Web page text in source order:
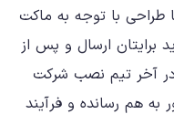
طراحی با توجه به ماکت
برایتان ارسال و پس از
آخر تیم نصب شرکت
هم رسانده و فرآیند